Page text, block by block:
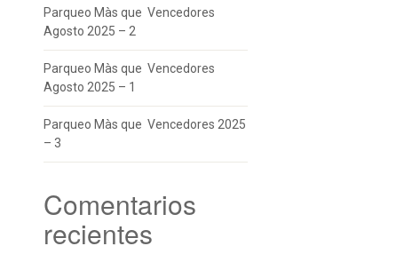
Parqueo Màs que Vencedores
Agosto 2025 – 2
Parqueo Màs que Vencedores
Agosto 2025 – 1
Parqueo Màs que Vencedores 2025
– 3
Comentarios
recientes